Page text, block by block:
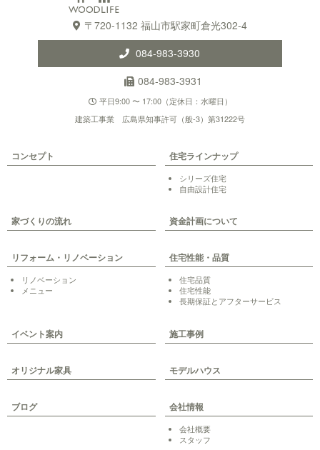
〒720-1132 福山市駅家町倉光302-4
084-983-3930
084-983-3931
平日9:00 〜 17:00（定休日：水曜日）
建築工事業 広島県知事許可（般-3）第31222号
コンセプト 住宅ラインナップ
シリーズ住宅
自由設計住宅
家づくりの流れ 資金計画について
リフォーム・リノベーション
リノベーション
メニュー
住宅性能・品質
住宅品質
住宅性能
長期保証とアフターサービス
イベント案内 施工事例
オリジナル家具 モデルハウス
ブログ 会社情報
会社概要
スタッフ